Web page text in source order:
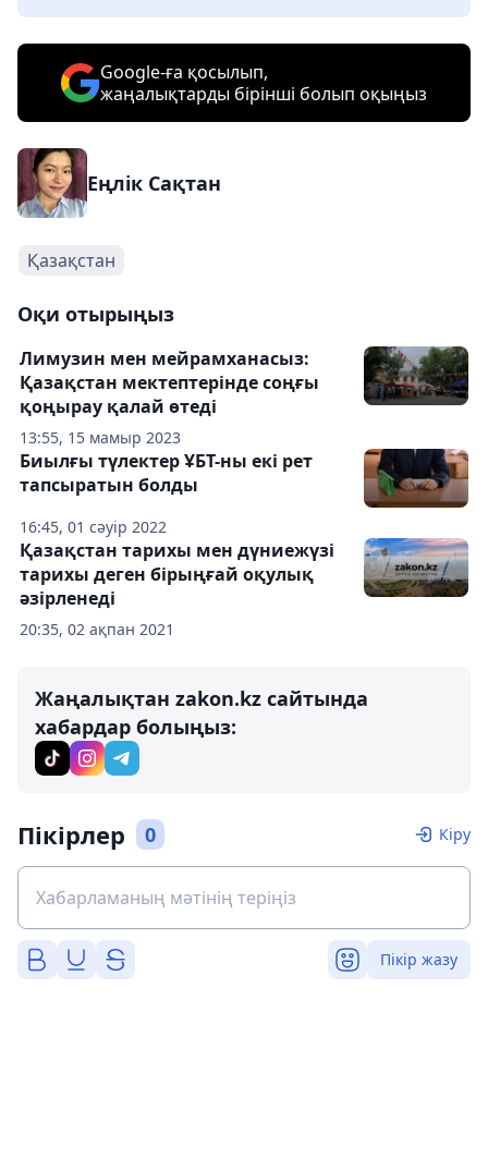
Google-ға қосылып,
жаңалықтарды бірінші болып оқыңыз
Еңлік Сақтан
Қазақстан
Оқи отырыңыз
13:55, 15 мамыр 2023
Лимузин мен мейрамханасыз:
Қазақстан мектептерінде соңғы
қоңырау қалай өтеді
16:45, 01 сәуір 2022
Биылғы түлектер ҰБТ-ны екі рет
тапсыратын болды
20:35, 02 ақпан 2021
Қазақстан тарихы мен дүниежүзі
тарихы деген бірыңғай оқулық
әзірленеді
Жаңалықтан zakon.kz сайтында
хабардар болыңыз:
Пікірлер 0 Кіру
Пікір жазу